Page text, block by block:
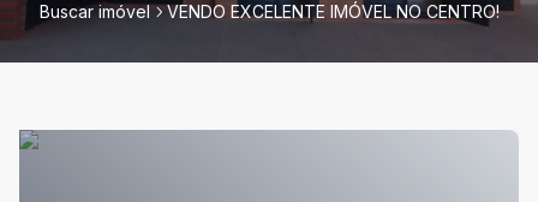
Buscar imóvel VENDO EXCELENTE IMÓVEL NO CENTRO!